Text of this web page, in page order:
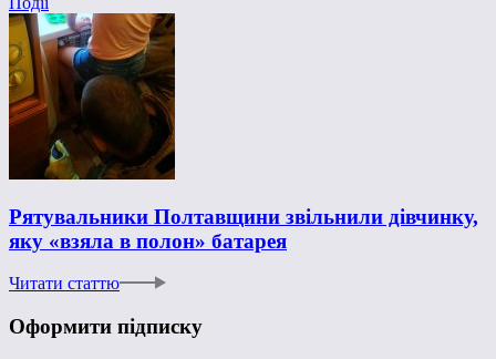
Рятувальники Полтавщини звільнили дівчинку,
яку «взяла в полон» батарея
Читати статтю
Оформити підписку